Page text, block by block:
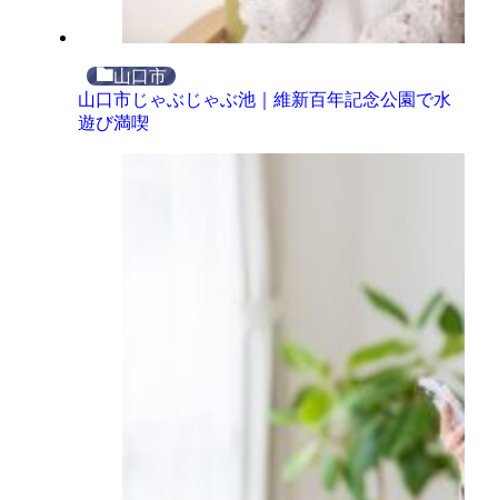
山口市
山口市じゃぶじゃぶ池｜維新百年記念公園で水
遊び満喫